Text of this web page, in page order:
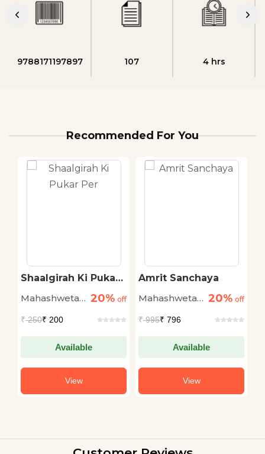
9788171197897 107 4 hrs
Recommended For You
Shaalgirah Ki Pukar
Mahashweta
20% off
₹250₹ 200
Available
View
Amrit Sanchaya
Mahashweta
20% off
₹995₹ 796
Available
View